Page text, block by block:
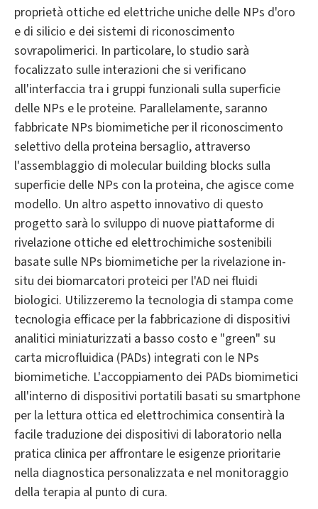
proprietà ottiche ed elettriche uniche delle NPs d'oro
e di silicio e dei sistemi di riconoscimento
sovrapolimerici. In particolare, lo studio sarà
focalizzato sulle interazioni che si verificano
all'interfaccia tra i gruppi funzionali sulla superficie
delle NPs e le proteine. Parallelamente, saranno
fabbricate NPs biomimetiche per il riconoscimento
selettivo della proteina bersaglio, attraverso
l'assemblaggio di molecular building blocks sulla
superficie delle NPs con la proteina, che agisce come
modello. Un altro aspetto innovativo di questo
progetto sarà lo sviluppo di nuove piattaforme di
rivelazione ottiche ed elettrochimiche sostenibili
basate sulle NPs biomimetiche per la rivelazione in-
situ dei biomarcatori proteici per l'AD nei fluidi
biologici. Utilizzeremo la tecnologia di stampa come
tecnologia efficace per la fabbricazione di dispositivi
analitici miniaturizzati a basso costo e "green" su
carta microfluidica (PADs) integrati con le NPs
biomimetiche. L'accoppiamento dei PADs biomimetici
all'interno di dispositivi portatili basati su smartphone
per la lettura ottica ed elettrochimica consentirà la
facile traduzione dei dispositivi di laboratorio nella
pratica clinica per affrontare le esigenze prioritarie
nella diagnostica personalizzata e nel monitoraggio
della terapia al punto di cura.